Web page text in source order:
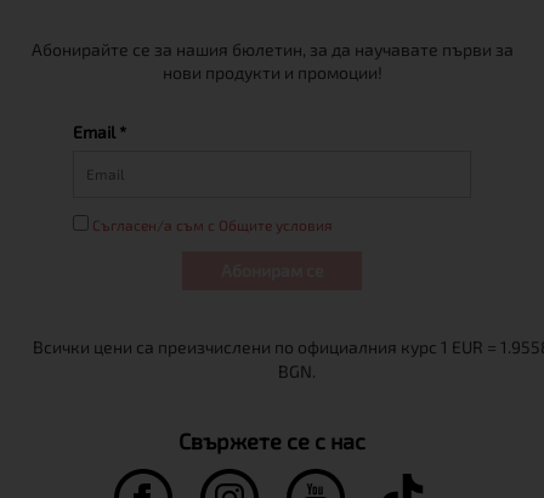
Абонирайте се за нашия бюлетин, за да научавате първи за
нови продукти и промоции!
Email *
Съгласен/а съм с Общите условия
Свържете се с нас